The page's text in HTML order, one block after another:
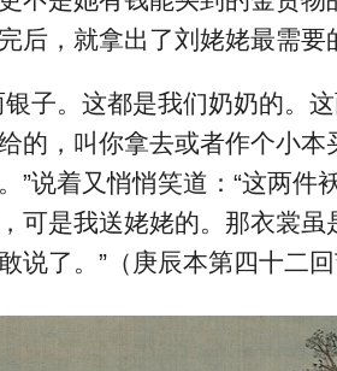
后，就拿出了刘姥姥最需要
银子。这都是我们奶奶的。
的，叫你拿去或者作个小
”说着又悄悄笑道：“这两件
可是我送姥姥的。那衣裳
说了。”（庚辰本第四十二